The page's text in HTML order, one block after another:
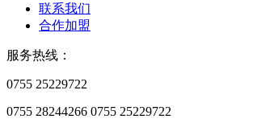
联系我们
合作加盟
服务热线：
0755 25229722
0755 28244266 0755 25229722